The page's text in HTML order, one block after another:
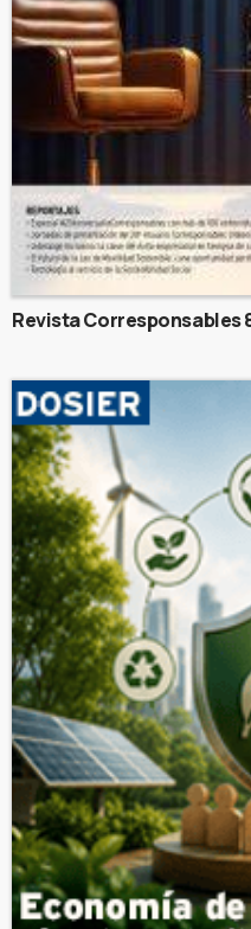
Revista Corresponsables